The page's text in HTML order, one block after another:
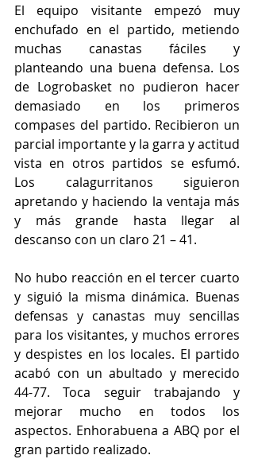
El equipo visitante empezó muy
enchufado en el partido, metiendo
muchas canastas fáciles y
planteando una buena defensa. Los
de Logrobasket no pudieron hacer
demasiado en los primeros
compases del partido. Recibieron un
parcial importante y la garra y actitud
vista en otros partidos se esfumó.
Los calagurritanos siguieron
apretando y haciendo la ventaja más
y más grande hasta llegar al
descanso con un claro 21 – 41.
No hubo reacción en el tercer cuarto
y siguió la misma dinámica. Buenas
defensas y canastas muy sencillas
para los visitantes, y muchos errores
y despistes en los locales. El partido
acabó con un abultado y merecido
44-77. Toca seguir trabajando y
mejorar mucho en todos los
aspectos. Enhorabuena a ABQ por el
gran partido realizado.